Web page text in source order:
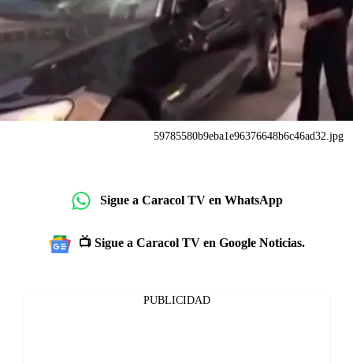
59785580b9eba1e96376648b6c46ad32.jpg
Sigue a Caracol TV en WhatsApp
📺 Sigue a Caracol TV en Google Noticias.
PUBLICIDAD